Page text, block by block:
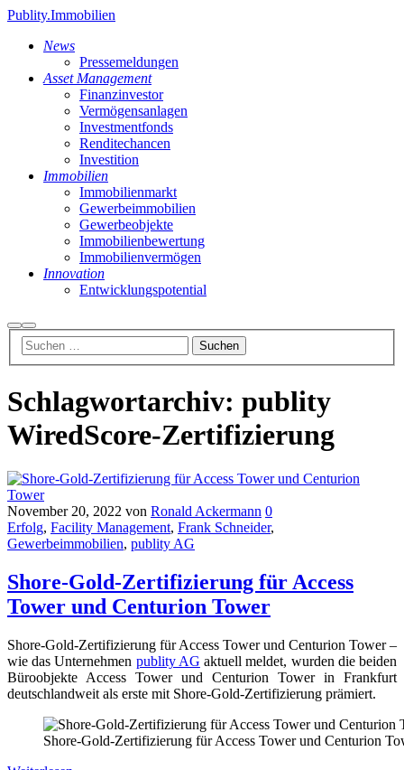
Publity.Immobilien
News
Pressemeldungen
Asset Management
Finanzinvestor
Vermögensanlagen
Investmentfonds
Renditechancen
Investition
Immobilien
Immobilienmarkt
Gewerbeimmobilien
Gewerbeobjekte
Immobilienbewertung
Immobilienvermögen
Innovation
Entwicklungspotential
Suchen
Hauptmenü
Schlagwortarchiv: publity
WiredScore-Zertifizierung
November 20, 2022 von Ronald Ackermann 0
Erfolg, Facility Management, Frank Schneider,
Gewerbeimmobilien, publity AG
Shore-Gold-Zertifizierung für Access
Tower und Centurion Tower
Shore-Gold-Zertifizierung für Access Tower und Centurion Tower –
wie das Unternehmen publity AG aktuell meldet, wurden die beiden
Büroobjekte Access Tower und Centurion Tower in Frankfurt
deutschlandweit als erste mit Shore-Gold-Zertifizierung prämiert.
Shore-Gold-Zertifizierung für Access Tower und Centurion